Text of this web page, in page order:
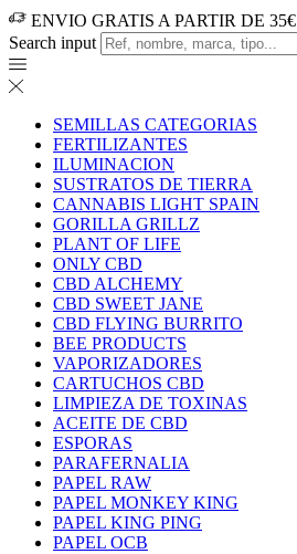
ENVIO GRATIS A PARTIR DE 35€
Search input
SEMILLAS CATEGORIAS
FERTILIZANTES
ILUMINACION
SUSTRATOS DE TIERRA
CANNABIS LIGHT SPAIN
GORILLA GRILLZ
PLANT OF LIFE
ONLY CBD
CBD ALCHEMY
CBD SWEET JANE
CBD FLYING BURRITO
BEE PRODUCTS
VAPORIZADORES
CARTUCHOS CBD
LIMPIEZA DE TOXINAS
ACEITE DE CBD
ESPORAS
PARAFERNALIA
PAPEL RAW
PAPEL MONKEY KING
PAPEL KING PING
PAPEL OCB